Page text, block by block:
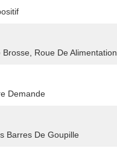
Roue De Alimentation
Demande
Barres De Goupille